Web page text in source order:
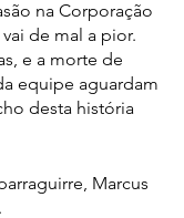
na Corporação
de mal a pior.
e a morte de
equipe aguardam
desta história
Marcus